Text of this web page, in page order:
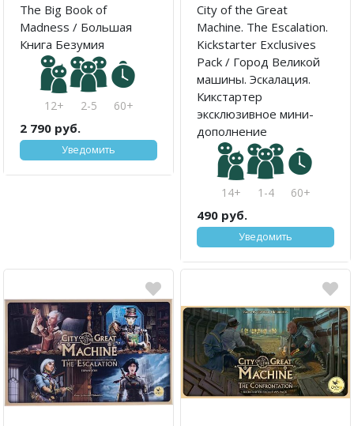
The Big Book of
Madness / Большая
Книга Безумия
12+ 2-5 60+
2 790 руб.
Уведомить
City of the Great
Machine. The Escalation.
Kickstarter Exclusives
Pack / Город Великой
машины. Эскалация.
Кикстартер
эксклюзивное мини-
дополнение
14+ 1-4 60+
490 руб.
Уведомить